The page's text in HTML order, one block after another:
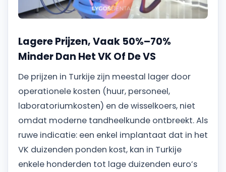
Lagere Prijzen, Vaak 50%–70%
Minder Dan Het VK Of De VS
De prijzen in Turkije zijn meestal lager door
operationele kosten (huur, personeel,
laboratoriumkosten) en de wisselkoers, niet
omdat moderne tandheelkunde ontbreekt. Als
ruwe indicatie: een enkel implantaat dat in het
VK duizenden ponden kost, kan in Turkije
enkele honderden tot lage duizenden euro’s